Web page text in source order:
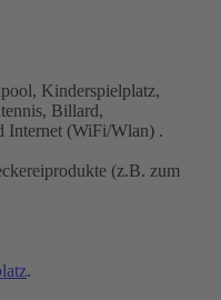
Kinderspielplatz,
Billard,
Internet (WiFi/Wlan) .
(z.B. zum
.